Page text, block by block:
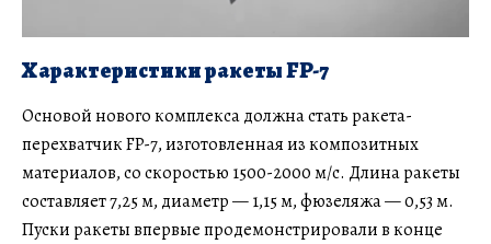
Характеристики ракеты FP-7
Основой нового комплекса должна стать ракета-
перехватчик FP-7, изготовленная из композитных
материалов, со скоростью 1500-2000 м/с. Длина ракеты
составляет 7,25 м, диаметр — 1,15 м, фюзеляжа — 0,53 м.
Пуски ракеты впервые продемонстрировали в конце